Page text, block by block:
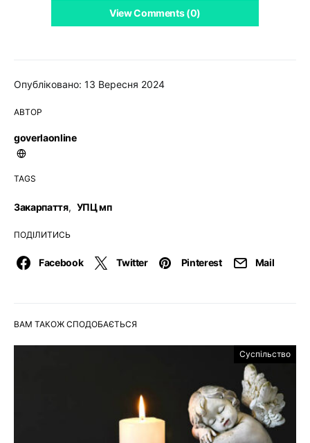
Опубліковано: 13 Вересня 2024
АВТОР
goverlaonline
TAGS
Закарпаття, УПЦ мп
ПОДІЛИТИСЬ
Facebook Twitter Pinterest Mail
View Comments (0)
ВАМ ТАКОЖ СПОДОБАЄТЬСЯ
Суспільство